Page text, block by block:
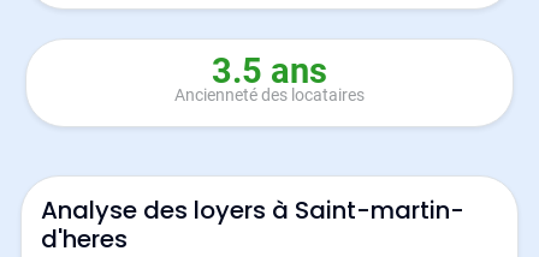
3.5 ans
Ancienneté des locataires
Analyse des loyers à Saint-martin-
d'heres